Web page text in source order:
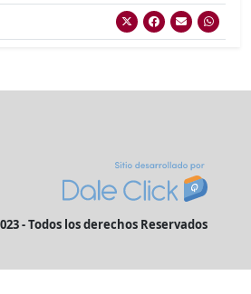
- Todos los derechos Reservados